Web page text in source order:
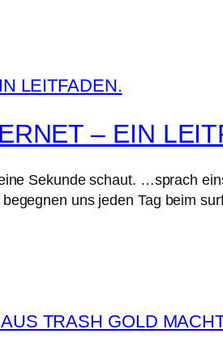
– EIN
Sekunde schaut. …sprach
uns jeden Tag beim